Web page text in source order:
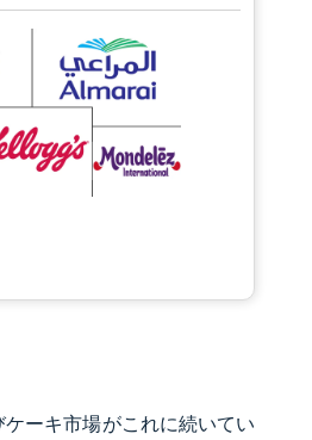
ーキ市場がこれに続いてい